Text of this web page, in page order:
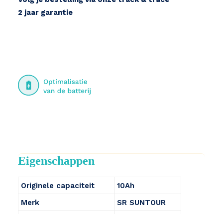
2 jaar garantie
Eigenschappen
Originele capaciteit
10Ah
Merk
SR SUNTOUR